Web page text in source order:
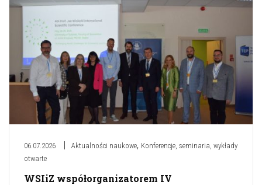
06.07.2026 Aktualności naukowe, Konferencje, seminaria, wykłady
otwarte
WSIiZ współorganizatorem IV